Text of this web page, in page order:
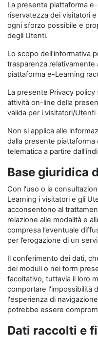
La presente piattaforma
riservatezza dei visitatori
ogni sforzo possibile e
degli Utenti.
Lo scopo dell'informativa
trasparenza relativamente
piattaforma e-Learning
La presente Privacy
attività on-line della
valida per i visitatori/Utenti
Non si applica alle
dalla presente
telematica a partire
Base giuridica
Con l'uso o la
Learning i visitatori e gli
acconsentono al
relazione alle modalità e
compresa l’eventuale
per l’erogazione di un
Il conferimento dei dati,
dei moduli o nei form
facoltativo, tuttavia il loro
comportare l'impossibilità
l'esperienza di
potrebbe essere
Dati raccolti e